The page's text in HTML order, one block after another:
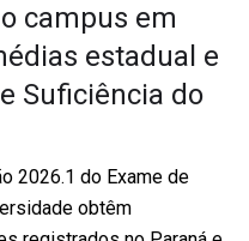
campus em
estadual e
Suficiência do
2026.1 do Exame de
obtêm